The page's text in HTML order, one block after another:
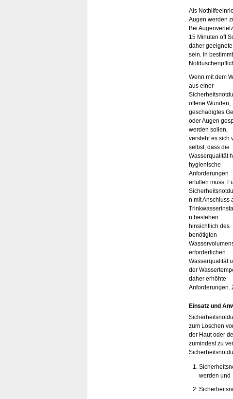
Als
Augen werden
Bei
15 Minuten oft
daher
sein. In
Wenn mit dem
aus einer
offene Wunden,
geschädigtes
oder Augen
werden sollen,
versteht es sich
selbst, dass die
Wasserqualität
hygienische
Anforderungen
erfüllen muss.
n mit Anschluss
n bestehen
hinsichtlich des
benötigten
erforderlichen
Wasserqualität
der
daher erhöhte
Anforderungen.
Einsatz und
zum Löschen
der Haut oder
zumindest zu
werden und